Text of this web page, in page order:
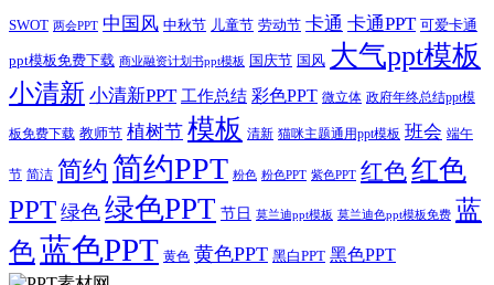
SWOT 两会PPT 中国风 中秋节 儿童节 劳动节 卡通 卡通PPT 可爱卡通
ppt模板免费下载 商业融资计划书ppt模板 国庆节 国风 大气ppt模板
小清新 小清新PPT 工作总结 彩色PPT 微立体 政府年终总结ppt模
板免费下载 教师节 植树节 模板 清新 猫咪主题通用ppt模板 班会 端午
节 简洁 简约 简约PPT 粉色 粉色PPT 紫色PPT 红色红色
PPT 绿色 绿色PPT 节日 莫兰迪ppt模板 莫兰迪色ppt模板免费 蓝
色蓝色PPT 黄色 黄色PPT 黑白PPT 黑色PPT